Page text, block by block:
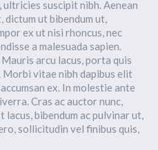
suscipit nibh. Aenean
dictum ut bibendum ut,
ex ut nisi rhoncus, nec
a malesuada sapien.
arcu lacus, porta quis
vitae nibh dapibus elit
ex. In molestie ante
Cras ac auctor nunc,
bibendum ac pulvinar ut,
sollicitudin vel finibus quis,